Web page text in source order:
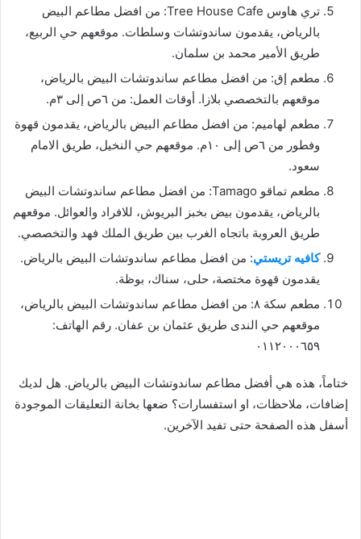
تري هاوس Tree House Cafe: من افضل مطاعم البيض
بالرياض، يقدمون ساندوتشات وسلطات. موقعهم حي الربيع،
طريق الأمير محمد بن سلمان.
مطعم إق: من افضل مطاعم ساندوتشات البيض بالرياض،
موقعهم بالتخصصي بلازا. أوقات العمل: من ٦ص إلى ٣م.
مطعم لهاميم: من افضل مطاعم البيض بالرياض، يقدمون قهوة
وفطور من ٦ص إلى ١٠م. موقعهم حي النخيل، طريق الامام
سعود.
مطعم تماقو Tamago: من افضل مطاعم ساندوتشات البيض
بالرياض، يقدمون بيض بخبز البريوش، للافراد والعوائل. موقعهم
طريق العروبة باتجاه الغرب بين طريق الملك فهد والتخصصي.
كافيه تريستي: من افضل مطاعم ساندوتشات البيض بالرياض.
يقدمون قهوة مختصة، حلى، سناك، بوظة.
مطعم سكة ٨: من افضل مطاعم ساندوتشات البيض بالرياض،
موقعهم حي الندى طريق عثمان بن عفان. رقم الهاتف:
٠١١٢٠٠٠٦٥٩
ختاماً، هذه هي أفضل مطاعم ساندوتشات البيض بالرياض. هل لديك
إضافات، ملاحظات، او استفسارات؟ ضعها بخانة التعليقات الموجودة
أسفل هذه الصفحة حتى تفيد الآخرين.